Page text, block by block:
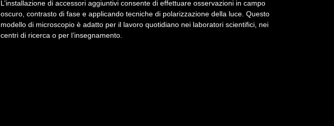
L’installazione di accessori aggiuntivi consente di effettuare osservazioni in campo
oscuro, contrasto di fase e applicando tecniche di polarizzazione della luce. Questo
modello di microscopio è adatto per il lavoro quotidiano nei laboratori scientifici, nei
centri di ricerca o per l’insegnamento.